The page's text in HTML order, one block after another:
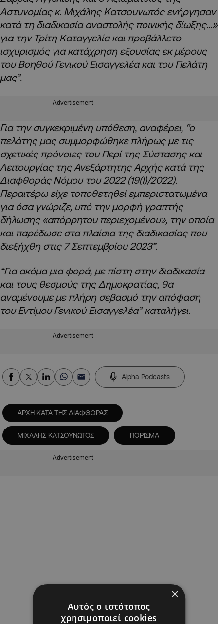
Αστυνομίας κ. Μιχάλης Κατσουνωτός ενήργησαν
κατά τη διαδικασία αναστολής ποινικής δίωξης…»
για την Τρίτη Καταγγελία και προβάλλετο
ισχυρισμός για κατάχρηση εξουσίας εκ μέρους
του Βοηθού Γενικού Εισαγγελέα και του Πελάτη
μας”.
Advertisement
Για την συγκεκριμένη υπόθεση, αναφέρει, “ο
πελάτης μας συμμορφώθηκε πλήρως με τις
σχετικές πρόνοιες του Περί της Σύστασης και
Λειτουργίας της Ανεξάρτητης Αρχής κατά της
Διαφθοράς Νόμου του 2022 (19(I)/2022).
Περαιτέρω είχε τοποθετηθεί εμπεριστατωμένα
για όσα γνώριζε, υπό την μορφή γραπτής
δήλωσης «απόρρητου περιεχομένου», την οποία
και παρέδωσε στα πλαίσια της διαδικασίας που
διεξήχθη στις 7 Σεπτεμβρίου 2023”.
“Για ακόμα μια φορά, με πίστη στην διαδικασία
και τους θεσμούς της Δημοκρατίας, θα
αναμένουμε με πλήρη σεβασμό την απόφαση
του Εντίμου Γενικού Εισαγγελέα” καταλήγει.
Advertisement
Alpha Podcasts
ΑΡΧΗ ΚΑΤΑ ΤΗΣ ΔΙΑΦΘΟΡΑΣ
ΜΙΧΑΛΗΣ ΚΑΤΣΟΥΝΩΤΟΣ ΠΟΡΙΣΜΑ
Advertisement
×
Αυτός ο ιστότοπος
χρησιμοποιεί cookies